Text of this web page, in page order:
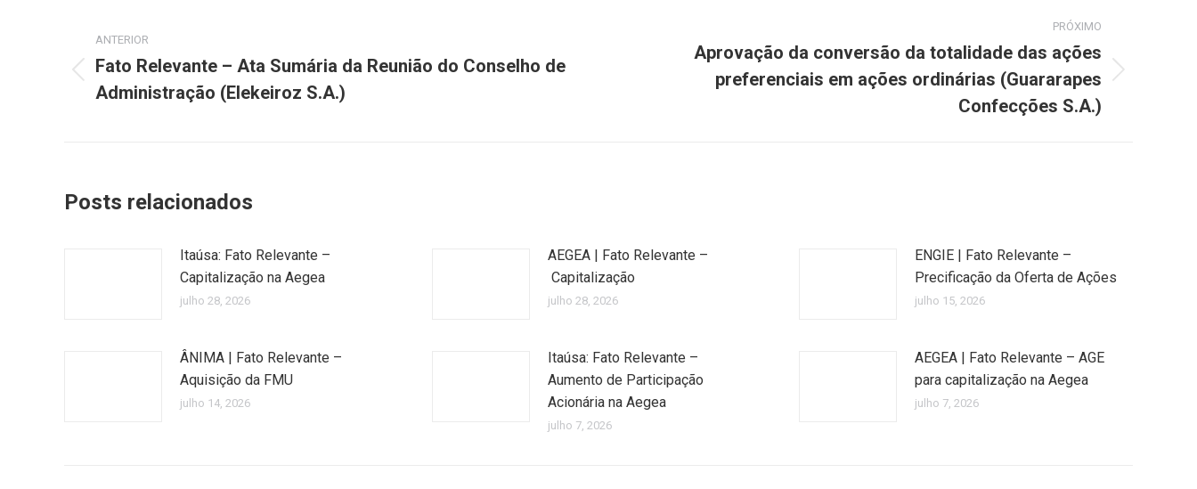
de
post:
ANTERIOR
anterior:
Fato Relevante – Ata Sumária da Reunião do Conselho de
Administração (Elekeiroz S.A.)
PRÓXIMO
Aprovação da conversão da totalidade das ações
preferenciais em ações ordinárias (Guararapes
Confecções S.A.)
Posts relacionados
Itaúsa: Fato Relevante –
Capitalização na Aegea
julho 28, 2026
AEGEA | Fato Relevante –
Capitalização
julho 28, 2026
ENGIE | Fato Relevante –
Precificação da Oferta de Ações
julho 15, 2026
ÂNIMA | Fato Relevante –
Aquisição da FMU
julho 14, 2026
Itaúsa: Fato Relevante –
Aumento de Participação
Acionária na Aegea
julho 7, 2026
AEGEA | Fato Relevante – AGE
para capitalização na Aegea
julho 7, 2026